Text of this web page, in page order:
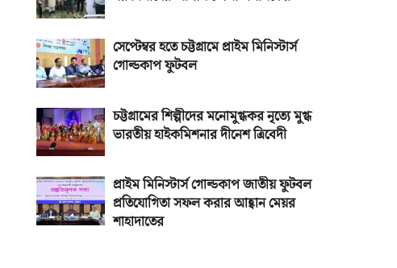
সেপ্টেম্বর হতে চট্টগ্রামে প্রাইম মিনিস্টার্স
গোল্ডকাপ ফুটবল
চট্টগ্রামের শিল্পীদের মনোমুগ্ধকর নৃত্যে মুগ্ধ
ভারতীয় হাইকমিশনার দীনেশ ত্রিবেদী
প্রাইম মিনিস্টার্স গোল্ডকাপ জাতীয় ফুটবল
প্রতিযোগিতা সফল করার আহ্বান মেয়র
শাহাদাতের